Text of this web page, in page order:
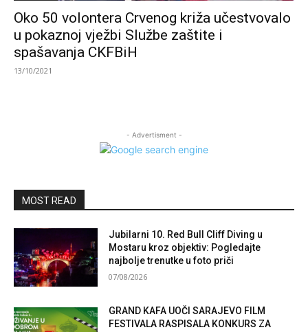
Oko 50 volontera Crvenog križa učestvovalo
u pokaznoj vježbi Službe zaštite i
spašavanja CKFBiH
13/10/2021
- Advertisment -
MOST READ
Jubilarni 10. Red Bull Cliff Diving u
Mostaru kroz objektiv: Pogledajte
najbolje trenutke u foto priči
07/08/2026
GRAND KAFA UOČI SARAJEVO FILM
FESTIVALA RASPISALA KONKURS ZA